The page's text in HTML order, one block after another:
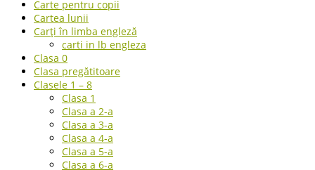
Carte pentru copii
Cartea lunii
Carți în limba engleză
carti in lb engleza
Clasa 0
Clasa pregătitoare
Clasele 1 – 8
Clasa 1
Clasa a 2-a
Clasa a 3-a
Clasa a 4-a
Clasa a 5-a
Clasa a 6-a